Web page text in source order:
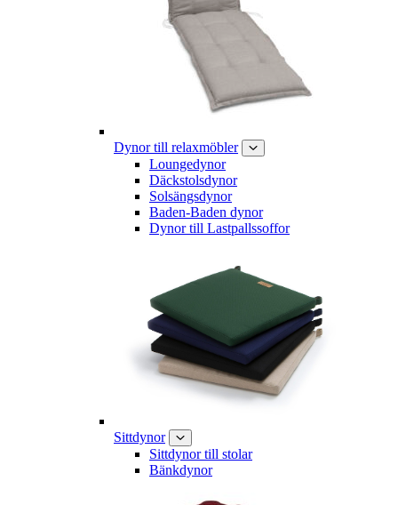
Dynor till relaxmöbler
Loungedynor
Däckstolsdynor
Solsängsdynor
Baden-Baden dynor
Dynor till Lastpallssoffor
Sittdynor
Sittdynor till stolar
Bänkdynor